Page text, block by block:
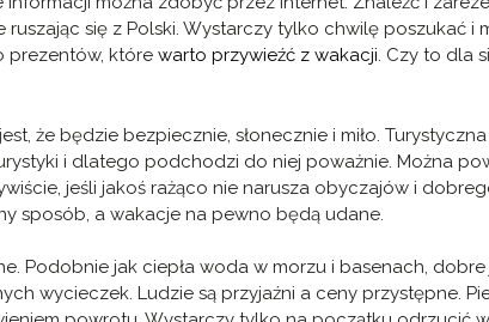
ruszając się z Polski. Wystarczy tylko chwilę poszukać i
prezentów, które warto przywieźć z wakacji. Czy to dla
że będzie bezpiecznie, słonecznie i miło.
i dlatego podchodzi do niej poważnie. Można
jeśli jakoś rażąco nie narusza obyczajów i
sposób, a wakacje na pewno będą udane.
Podobnie jak ciepła woda w morzu i basenach,
wycieczek. Ludzie są przyjaźni a ceny przystępne.